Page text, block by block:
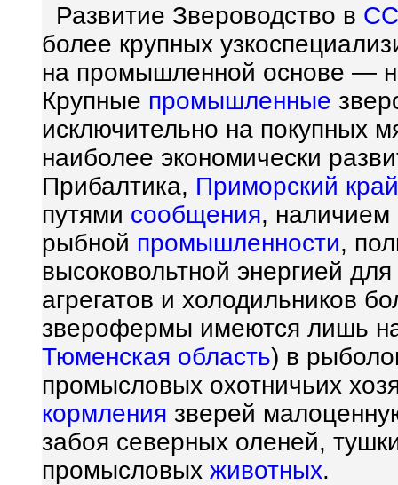
Развитие Звероводство в
более крупных
на промышленной основе —
Крупные промышленные
исключительно на покупных
наиболее экономически
Прибалтика, Приморский край
путями сообщения, наличием
рыбной промышленности,
высоковольтной энергией
агрегатов и холодильников
зверофермы имеются лишь
Тюменская область) в
промысловых охотничьих
кормления зверей
забоя северных оленей,
промысловых животных.